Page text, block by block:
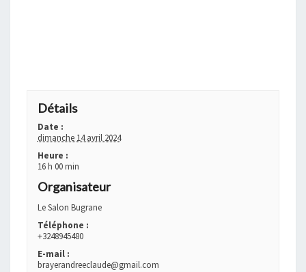
Détails
Date :
dimanche 14 avril 2024
Heure :
16 h 00 min
Organisateur
Le Salon Bugrane
Téléphone :
+3248945480
E-mail :
brayerandreeclaude@gmail.com